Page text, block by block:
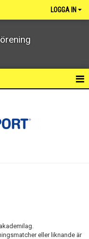
LOGGA IN
eller liknande är